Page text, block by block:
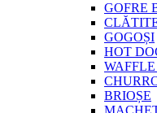
GOFRE
GOGOȘI
HOT
BRIOȘE